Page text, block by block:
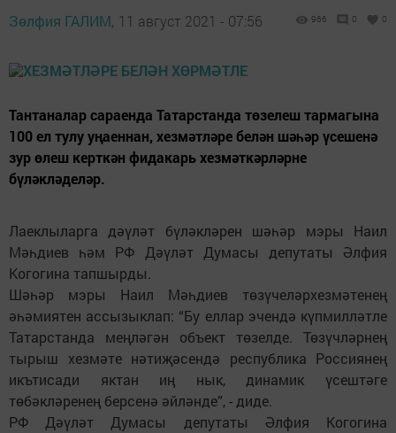
Зөлфия ГАЛИМ, 11 август 2021 - 07:56 966 0 0
Тантаналар сараенда Татарстанда төзелеш тармагына
100 ел тулу уңаеннан, хезмәтләре белән шәһәр үсешенә
зур өлеш керткән фидакарь хезмәткәрләрне
бүләкләделәр.
Лаеклыларга дәүләт бүләкләрен шәһәр мэры Наил
Мәһдиев һәм РФ Дәүләт Думасы депутаты Әлфия
Когогина тапшырды.
Шәһәр мэры Наил Мәһдиев төзүчеләрхезмәтенең
әһәмиятен ассызыклап: “Бу еллар эчендә күпмилләтле
Татарстанда меңләгән объект төзелде. Төзүчләрнең
тырыш хезмәте нәтиҗәсендә республика Россиянең
икътисади яктан иң нык, динамик үсештәге
төбәкләренең берсенә әйләнде”, - диде.
РФ Дәүләт Думасы депутаты Әлфия Когогина